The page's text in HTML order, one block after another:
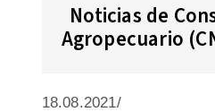
Noticias de
Agropecuario
18.08.2021/